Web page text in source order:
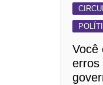
Você
erros